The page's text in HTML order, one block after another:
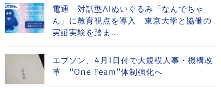
電通 対話型AIぬいぐるみ「なんでちゃ
ん」に教育視点を導入 東京大学と協働の
実証実験を踏ま...
エプソン、4月1日付で大規模人事・機構改
革 “One Team”体制強化へ